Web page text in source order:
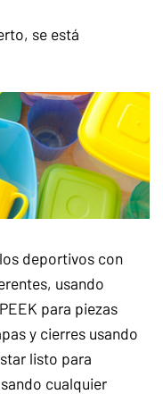
se está
deportivos con
usando
para piezas
y cierres usando
listo para
cualquier